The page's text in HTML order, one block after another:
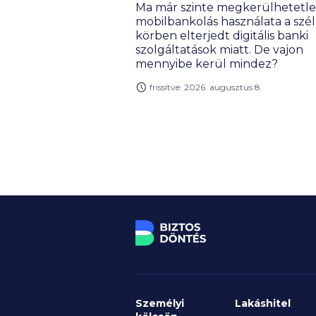
Ma már szinte
mobilbankolás használata a
körben elterjedt digitális banki
szolgáltatások miatt. De vajon
mennyibe kerül mindez?
frissítve: 2026. augusztus 8.
Személyi
Lakáshitel